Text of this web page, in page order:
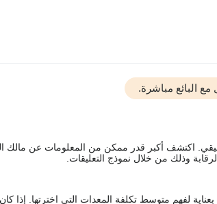
البائع مباشرة.
اكتشف أكبر قدر ممكن من المعلومات عن
وذلك من خلال نموذج التعليقات.
لفهم متوسط تكلفة المعدات التي اخترتها.